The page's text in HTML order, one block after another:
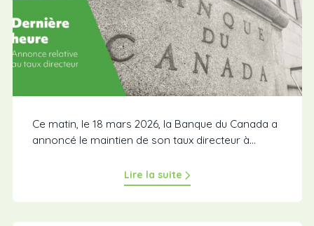
Ce matin, le 18 mars 2026, la Banque du Canada a
annoncé le maintien de son taux directeur à...
Lire la suite